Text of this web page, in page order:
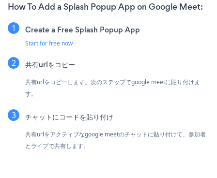
How To Add a Splash Popup App on Google Meet:
Create a Free Splash Popup App
Start for free now
共有urlをコピー
共有urlをコピーします。次のステップでgoogle meetに貼り付けま
す。
チャットにコードを貼り付け
共有urlをアクティブなgoogle meetのチャットに貼り付けて、参加者
とライブで共有します。